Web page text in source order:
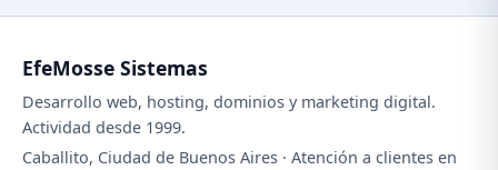
EfeMosse Sistemas
Desarrollo web, hosting, dominios y marketing digital.
Actividad desde 1999.
Caballito, Ciudad de Buenos Aires · Atención a clientes en